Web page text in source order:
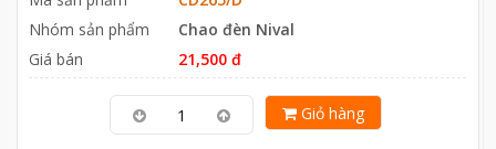
Nhóm sản phẩm
Chao đèn Nival
Giá bán
21,500 đ
Giỏ hàng